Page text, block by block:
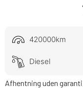
420000km
Diesel
Afhentning uden